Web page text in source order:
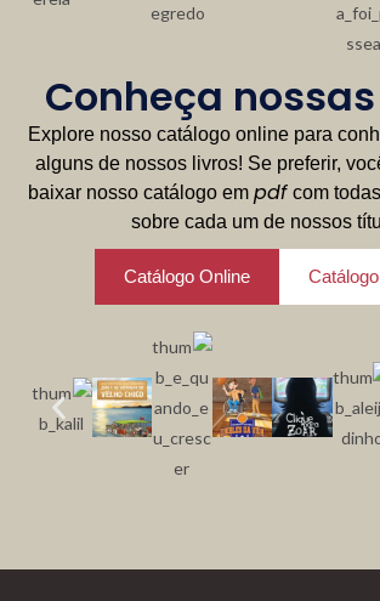
Conheça
Explore nosso catálogo online para
alguns de nossos livros! Se preferir,
baixar nosso catálogo em pdf com
sobre cada um de nossos
Catálogo Online